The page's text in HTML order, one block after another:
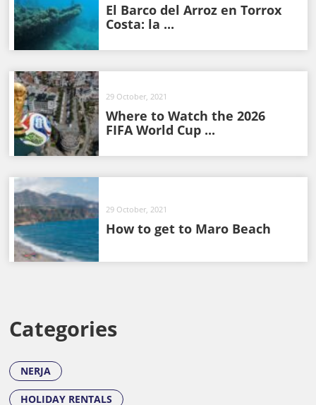
El Barco del Arroz en Torrox
Costa: la ...
29 October, 2021
Where to Watch the 2026
FIFA World Cup ...
29 October, 2021
How to get to Maro Beach
Categories
NERJA
HOLIDAY RENTALS